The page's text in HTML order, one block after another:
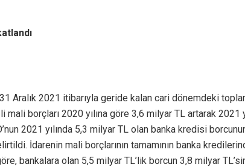
31 Aralık 2021 itibarıyla geride kalan cari dönemdeki
mali borçları 2020 yılına göre 3,6 milyar TL artarak 2021
2021 yılında 5,3 milyar TL olan banka kredisi
İdarenin mali borçlarının tamamının banka
bankalara olan 5,5 milyar TL’lik borcun 3,8 milyar